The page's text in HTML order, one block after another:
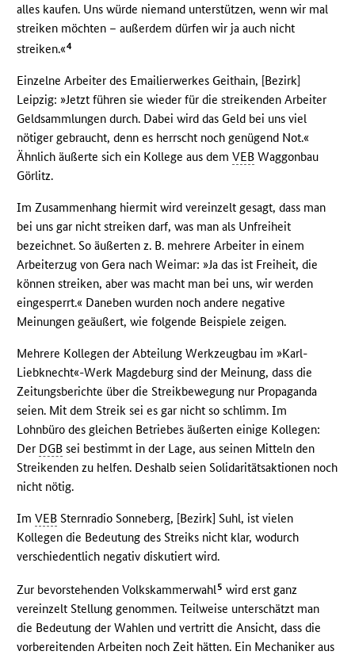
alles kaufen. Uns würde niemand unterstützen, wenn wir mal
streiken möchten – außerdem dürfen wir ja auch nicht
streiken.«4
Einzelne Arbeiter des Emailierwerkes Geithain, [Bezirk]
Leipzig: »Jetzt führen sie wieder für die streikenden Arbeiter
Geldsammlungen durch. Dabei wird das Geld bei uns viel
nötiger gebraucht, denn es herrscht noch genügend Not.«
Ähnlich äußerte sich ein Kollege aus demVEB Waggonbau
Görlitz.
Im Zusammenhang hiermit wird vereinzelt gesagt, dass man
bei uns gar nicht streiken darf, was man als Unfreiheit
bezeichnet. So äußerten z. B. mehrere Arbeiter in einem
Arbeiterzug von Gera nach Weimar: »Ja das ist Freiheit, die
können streiken, aber was macht man bei uns, wir werden
eingesperrt.« Daneben wurden noch andere negative
Meinungen geäußert, wie folgende Beispiele zeigen.
Mehrere Kollegen der Abteilung Werkzeugbau im »Karl-
Liebknecht«-Werk Magdeburg sind der Meinung, dass die
Zeitungsberichte über die Streikbewegung nur Propaganda
seien. Mit dem Streik sei es gar nicht so schlimm. Im
Lohnbüro des gleichen Betriebes äußerten einige Kollegen:
Der DGB sei bestimmt in der Lage, aus seinen Mitteln den
Streikenden zu helfen. Deshalb seien Solidaritätsaktionen noch
nicht nötig.
ImVEB Sternradio Sonneberg, [Bezirk] Suhl, ist vielen
Kollegen die Bedeutung des Streiks nicht klar, wodurch
verschiedentlich negativ diskutiert wird.
Zur bevorstehenden Volkskammerwahl 5 wird erst ganz
vereinzelt Stellung genommen. Teilweise unterschätzt man
die Bedeutung der Wahlen und vertritt die Ansicht, dass die
vorbereitenden Arbeiten noch Zeit hätten. Ein Mechaniker aus